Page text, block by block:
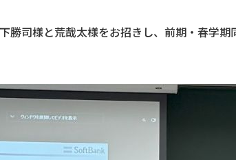
勝司様と荒哉太様をお招きし、前期・春学期